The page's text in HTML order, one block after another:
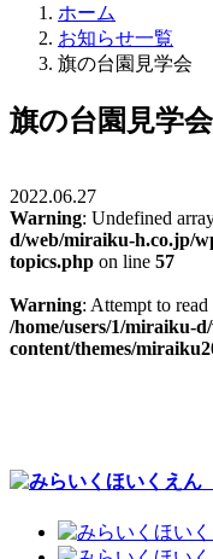
ホーム
お知らせ一覧
旗の台園見学会
旗の台園見学会
2022.06.27
Warning: Undefined
d/web/miraiku-h.co.jp/
topics.php on line 57
Warning: Attempt to
/home/users/1/miraiku-
content/themes/